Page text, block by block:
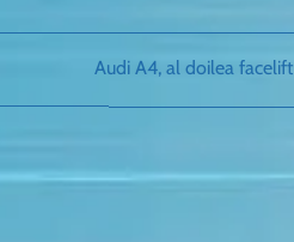
Audi A4, al doilea facelift